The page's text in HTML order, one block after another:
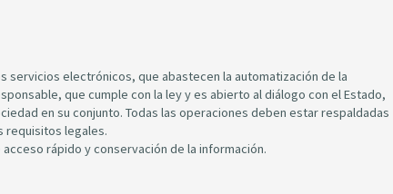
servicios electrónicos, que abastecen la automatización de la
que cumple con la ley y es abierto al diálogo con el Estado,
en su conjunto. Todas las operaciones deben estar respaldadas
requisitos legales.
rápido y conservación de la información.